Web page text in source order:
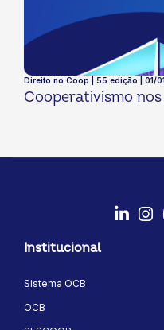
Direito no Coop | 55 edição | 01/
Cooperativismo nos
Institucional
Sistema OCB
OCB